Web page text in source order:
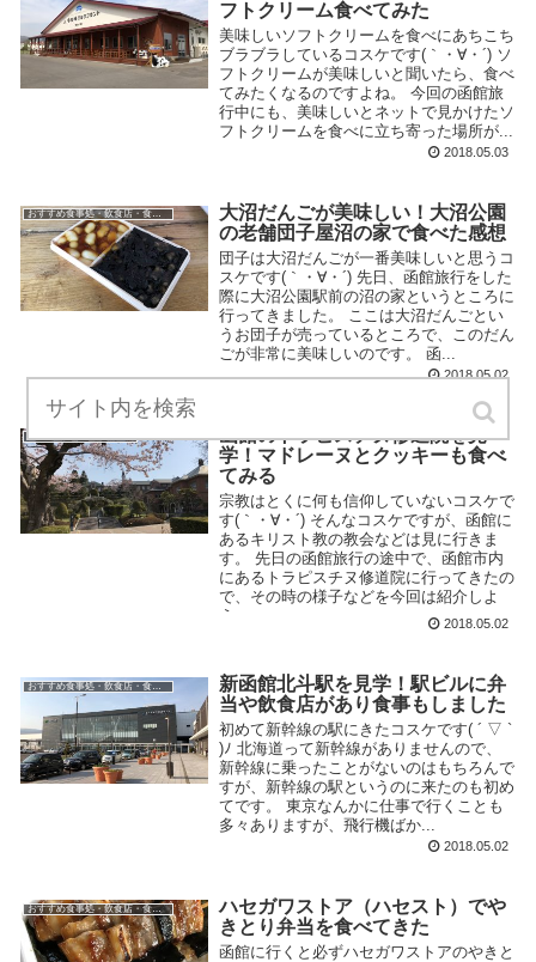
フトクリーム食べてみた
美味しいソフトクリームを食べにあちこち
ブラブラしているコスケです(｀・∀・´) ソ
フトクリームが美味しいと聞いたら、食べ
てみたくなるのですよね。 今回の函館旅
行中にも、美味しいとネットで見かけたソ
フトクリームを食べに立ち寄った場所が...
2018.05.03
おすすめ食事処・飲食店・食べ物
大沼だんごが美味しい！大沼公園
の老舗団子屋沼の家で食べた感想
団子は大沼だんごが一番美味しいと思うコ
スケです(｀・∀・´) 先日、函館旅行をした
際に大沼公園駅前の沼の家というところに
行ってきました。 ここは大沼だんごとい
うお団子が売っているところで、このだん
ごが非常に美味しいのです。 函...
2018.05.02
北海道の観光・イベント
函館のトラピスチヌ修道院を見
学！マドレーヌとクッキーも食べ
てみる
宗教はとくに何も信仰していないコスケで
す(｀・∀・´) そんなコスケですが、函館に
あるキリスト教の教会などは見に行きま
す。 先日の函館旅行の途中で、函館市内
にあるトラピスチヌ修道院に行ってきたの
で、その時の様子などを今回は紹介しよ
う...
2018.05.02
おすすめ食事処・飲食店・食べ物
新函館北斗駅を見学！駅ビルに弁
当や飲食店があり食事もしました
初めて新幹線の駅にきたコスケです( ´ ▽ `
)ﾉ 北海道って新幹線がありませんので、
新幹線に乗ったことがないのはもちろんで
すが、新幹線の駅というのに来たのも初め
てです。 東京なんかに仕事で行くことも
多々ありますが、飛行機ばか...
2018.05.02
おすすめ食事処・飲食店・食べ物
ハセガワストア（ハセスト）でや
きとり弁当を食べてきた
函館に行くと必ずハセガワストアのやきと